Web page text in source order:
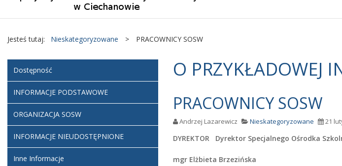
Jesteś tutaj: Nieskategoryzowane > PRACOWNICY SOSW
O PRZYKŁADOWEJ
PRACOWNICY SOSW
Andrzej Lazarewicz Nieskategoryzowane 21
DYREKTOR Dyrektor Specjalnego Ośrodka
mgr Elżbieta Brzezińska
Dostępność
INFORMACJE PODSTAWOWE
ORGANIZACJA SOSW
INFORMACJE NIEUDOSTĘPNIONE
Inne Informacje